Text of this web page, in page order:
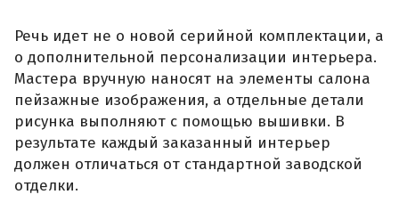
Речь идет не о новой серийной комплектации, а
о дополнительной персонализации интерьера.
Мастера вручную наносят на элементы салона
пейзажные изображения, а отдельные детали
рисунка выполняют с помощью вышивки. В
результате каждый заказанный интерьер
должен отличаться от стандартной заводской
отделки.